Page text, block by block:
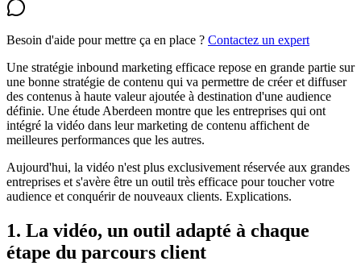
Besoin d'aide pour mettre ça en place ? Contactez un expert
Une stratégie inbound marketing efficace repose en grande partie sur
une bonne stratégie de contenu qui va permettre de créer et diffuser
des contenus à haute valeur ajoutée à destination d'une audience
définie. Une étude Aberdeen montre que les entreprises qui ont
intégré la vidéo dans leur marketing de contenu affichent de
meilleures performances que les autres.
Aujourd'hui, la vidéo n'est plus exclusivement réservée aux grandes
entreprises et s'avère être un outil très efficace pour toucher votre
audience et conquérir de nouveaux clients. Explications.
1. La vidéo, un outil adapté à chaque
étape du parcours client